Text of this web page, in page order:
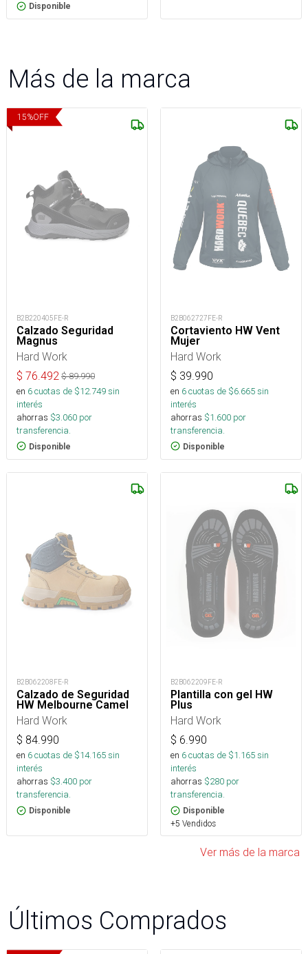
Disponible
Más de la marca
15%OFF
B2B220405FE-R
Calzado Seguridad
Magnus
Hard Work
$ 76.492 $89.990
en 6cuotas de $12.749sin
interés
ahorras $3.060 por
transferencia.
Disponible
B2B062727FE-R
Cortaviento HW Vent
Mujer
Hard Work
$ 39.990
en 6cuotas de $6.665sin
interés
ahorras $1.600 por
transferencia.
Disponible
B2B062208FE-R
Calzado de Seguridad
HW Melbourne Camel
Hard Work
$ 84.990
en 6cuotas de $14.165sin
interés
ahorras $3.400 por
transferencia.
Disponible
B2B062209FE-R
Plantilla con gel HW
Plus
Hard Work
$ 6.990
en 6cuotas de $1.165sin
interés
ahorras $280 por
transferencia.
Disponible
+5 Vendidos
Ver más de la marca
Últimos Comprados